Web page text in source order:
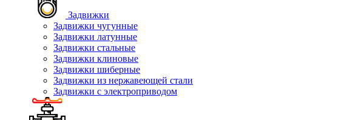
Задвижки
Задвижки чугунные
Задвижки латунные
Задвижки стальные
Задвижки клиновые
Задвижки шиберные
Задвижки из нержавеющей стали
Задвижки с электроприводом